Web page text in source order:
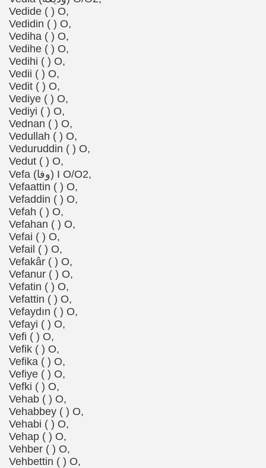
Vedide ( ) O,
Vedidin ( ) O,
Vediha ( ) O,
Vedihe ( ) O,
Vedihi ( ) O,
Vedii ( ) O,
Vedit ( ) O,
Vediye ( ) O,
Vediyi ( ) O,
Vednan ( ) O,
Vedullah ( ) O,
Veduruddin ( ) O,
Vedut ( ) O,
Vefa (وفا) I O/O2,
Vefaattin ( ) O,
Vefaddin ( ) O,
Vefah ( ) O,
Vefahan ( ) O,
Vefai ( ) O,
Vefail ( ) O,
Vefakâr ( ) O,
Vefanur ( ) O,
Vefatin ( ) O,
Vefattin ( ) O,
Vefaydın ( ) O,
Vefayi ( ) O,
Vefi ( ) O,
Vefik ( ) O,
Vefika ( ) O,
Vefiye ( ) O,
Vefki ( ) O,
Vehab ( ) O,
Vehabbey ( ) O,
Vehabi ( ) O,
Vehap ( ) O,
Vehber ( ) O,
Vehbettin ( ) O,